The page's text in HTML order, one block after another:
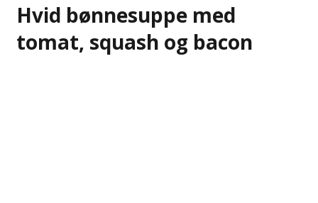
Hvid bønnesuppe med
tomat, squash og bacon